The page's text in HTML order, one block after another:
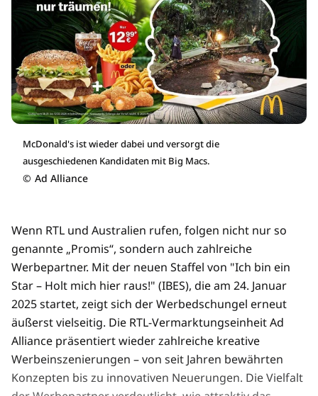
McDonald's ist wieder dabei und versorgt die
ausgeschiedenen Kandidaten mit Big Macs.
© Ad Alliance
Wenn RTL und Australien rufen, folgen nicht nur so
genannte „Promis“, sondern auch zahlreiche
Werbepartner. Mit der neuen Staffel von "Ich bin ein
Star – Holt mich hier raus!" (IBES), die am 24. Januar
2025 startet, zeigt sich der Werbedschungel erneut
äußerst vielseitig. Die RTL-Vermarktungseinheit Ad
Alliance präsentiert wieder zahlreiche kreative
Werbeinszenierungen – von seit Jahren bewährten
Konzepten bis zu innovativen Neuerungen. Die Vielfalt